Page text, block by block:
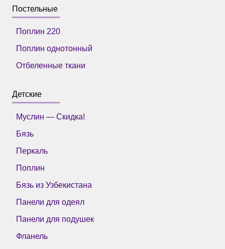
Постельные
Поплин 220
Поплин однотонный
Отбеленные ткани
Детские
Муслин — Скидка!
Бязь
Перкаль
Поплин
Бязь из Узбекистана
Панели для одеял
Панели для подушек
Фланель